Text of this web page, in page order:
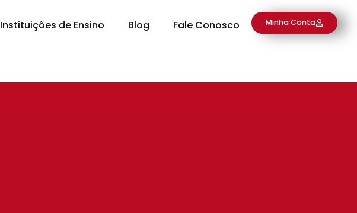
Instituições de Ensino Blog Fale Conosco Minha Conta